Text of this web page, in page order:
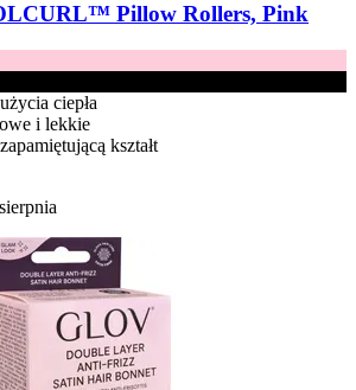
Pillow Rollers, Pink
ciepła
i lekkie
kształt